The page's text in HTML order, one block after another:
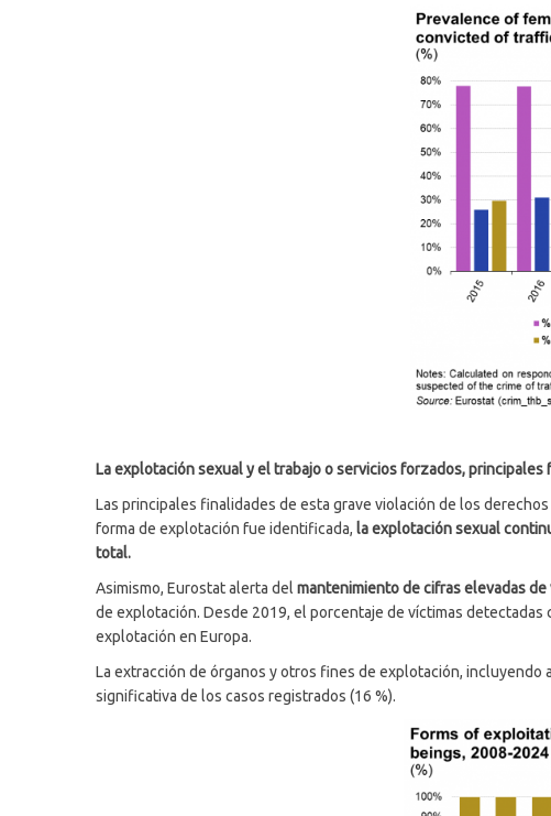
La explotación sexual y el trabajo o servicios forzados, principales
Las principales finalidades de esta grave violación de los
forma de explotación fue identificada, la explotación sexual
total.
Asimismo, Eurostat alerta del mantenimiento de cifras elevadas
de explotación. Desde 2019, el porcentaje de víctimas
explotación en Europa.
La extracción de órganos y otros fines de explotación,
significativa de los casos registrados (16 %).